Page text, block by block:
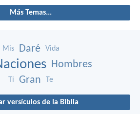
Más Temas...
Mis Daré Vida
Hombres
Ti Gran Te
versículos de la Biblia